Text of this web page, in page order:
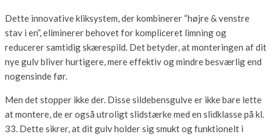
Dette innovative kliksystem, der kombinerer “højre & venstre
stav i en”, eliminerer behovet for kompliceret limning og
reducerer samtidig skærespild. Det betyder, at monteringen af dit
nye gulv bliver hurtigere, mere effektiv og mindre besværlig end
nogensinde før.
Men det stopper ikke der. Disse sildebensgulve er ikke bare lette
at montere, de er også utroligt slidstærke med en slidklasse på kl.
33. Dette sikrer, at dit gulv holder sig smukt og funktionelt i